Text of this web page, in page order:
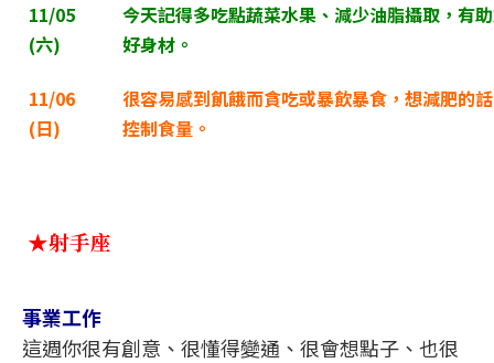
11/05
(六)
今天記得多吃點蔬菜水果、減少油脂攝取，有
好身材。
11/06
(日)
很容易感到飢餓而貪吃或暴飲暴食，想減肥的
控制食量。
★射手座
事業工作
這週你很有創意、很懂得變通、很會想點子、也很